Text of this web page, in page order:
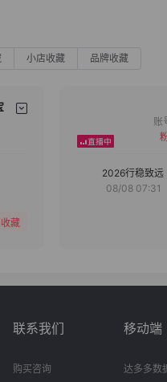
小店收藏 品牌收藏
藏
2026行稳致远
08/08 07:31
联系我们
购买咨询
移动端
达多多数